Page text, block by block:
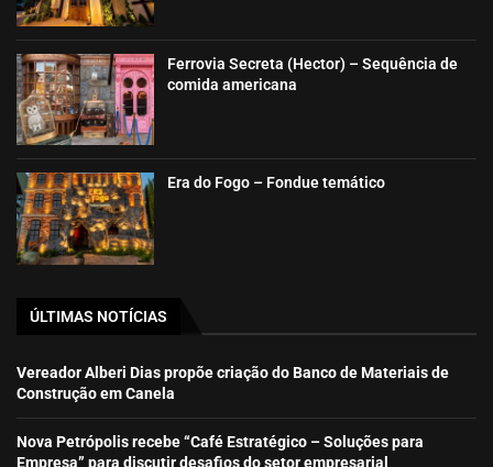
Ferrovia Secreta (Hector) – Sequência de
comida americana
Era do Fogo – Fondue temático
ÚLTIMAS NOTÍCIAS
Vereador Alberi Dias propõe criação do Banco de Materiais de
Construção em Canela
Nova Petrópolis recebe “Café Estratégico – Soluções para
Empresa” para discutir desafios do setor empresarial